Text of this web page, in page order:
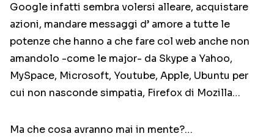
Google infatti sembra volersi alleare, acquistare
azioni, mandare messaggi d’ amore a tutte le
potenze che hanno a che fare col web anche non
amandolo -come le major- da Skype a Yahoo,
MySpace, Microsoft, Youtube, Apple, Ubuntu per
cui non nasconde simpatia, Firefox di Mozilla…
Ma che cosa avranno mai in mente?…